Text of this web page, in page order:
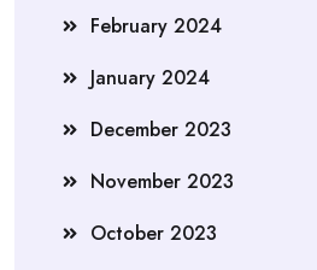
February 2024
January 2024
December 2023
November 2023
October 2023